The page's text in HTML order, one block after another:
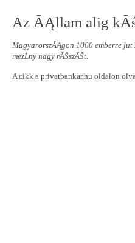
Az ĂĄllam alig
MagyarorszĂĄgon 1000 emberre jut
mezĹny nagy rĂŠszĂŠt.
A cikk a privatbankar.hu oldalon